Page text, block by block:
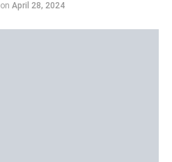
on April 28, 2024